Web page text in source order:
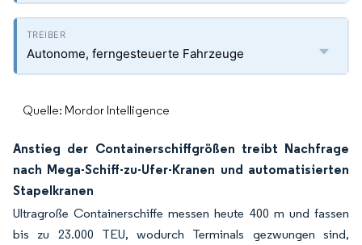
Autonome, ferngesteuerte Fahrzeuge
Quelle: Mordor Intelligence
Anstieg der Containerschiffgrößen treibt Nachfrage
nach Mega-Schiff-zu-Ufer-Kranen und automatisierten
Stapelkranen
Ultragroße Containerschiffe messen heute 400 m und fassen
bis zu 23.000 TEU, wodurch Terminals gezwungen sind,